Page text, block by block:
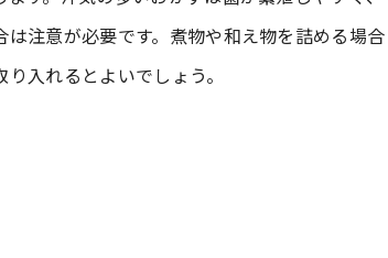
注意が必要です。煮物や和え物を詰める場合
入れるとよいでしょう。